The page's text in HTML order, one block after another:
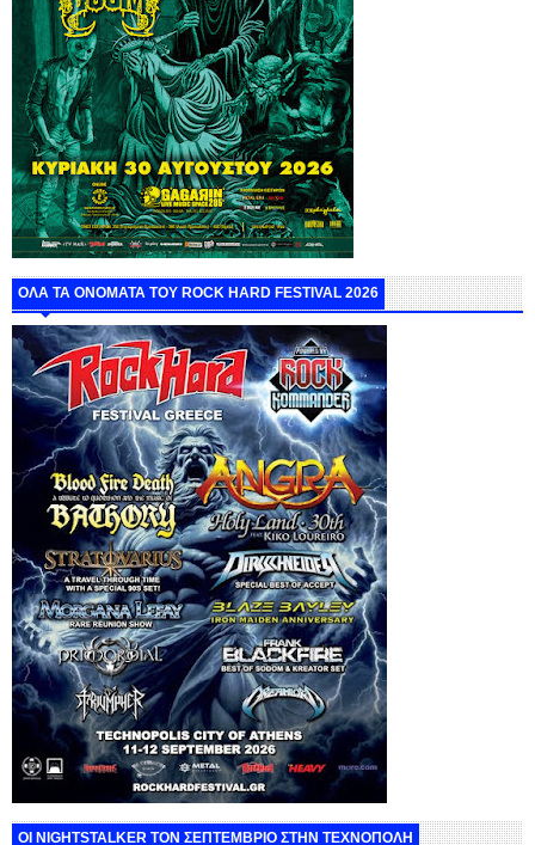
ΟΛΑ ΤΑ ΟΝΟΜΑΤΑ ΤΟΥ ROCK HARD FESTIVAL 2026
ΟΙ NIGHTSTALKER ΤΟΝ ΣΕΠΤΕΜΒΡΙΟ ΣΤΗΝ ΤΕΧΝΟΠΟΛΗ